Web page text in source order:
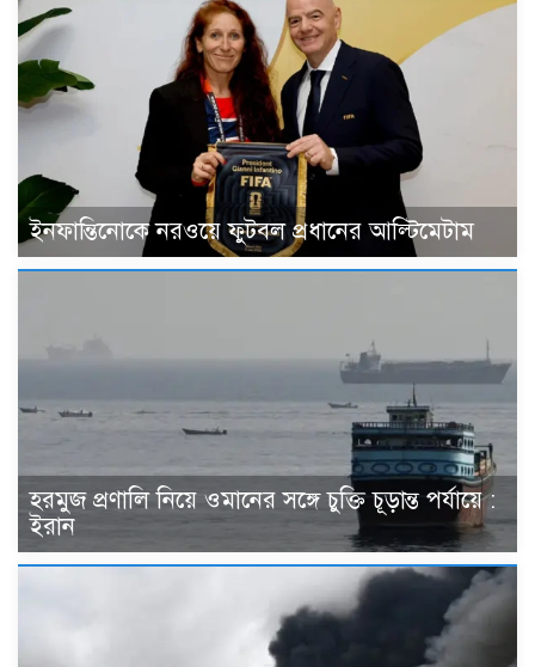
ইনফান্তিনোকে নরওয়ে ফুটবল প্রধানের আল্টিমেটাম
হরমুজ প্রণালি নিয়ে ওমানের সঙ্গে চুক্তি চূড়ান্ত পর্যায়ে :
ইরান